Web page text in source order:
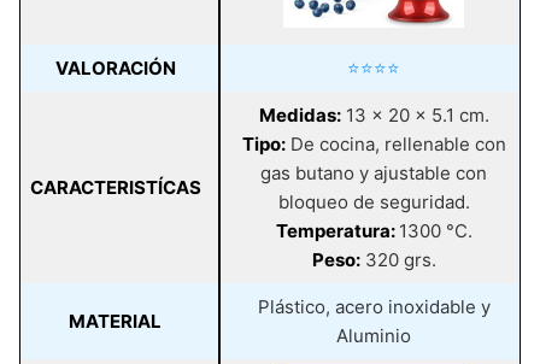
VALORACIÓN ⭐⭐⭐⭐
CARACTERISTÍCAS
Medidas:13 x 20 x 5.1 cm.
Tipo:De cocina, rellenable con
gas butano y ajustable con
bloqueo de seguridad.
Temperatura: 1300 °C.
Peso:320 grs.
MATERIAL
Plástico, acero inoxidable y
Aluminio